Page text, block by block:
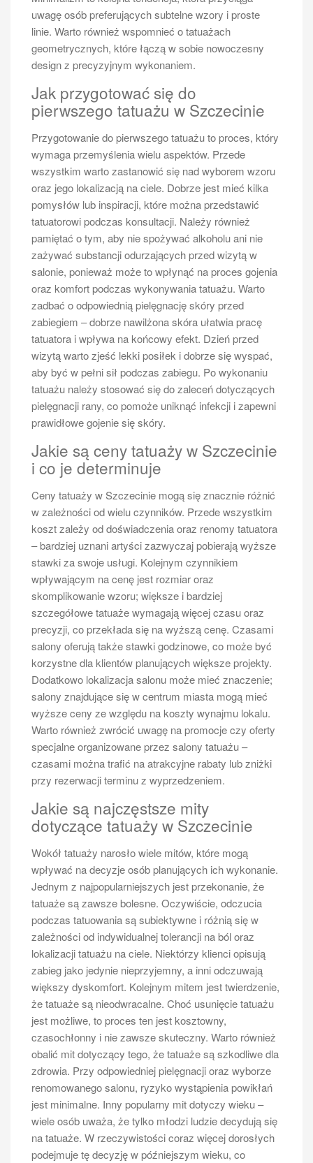
uwagę osób preferujących subtelne wzory i proste
linie. Warto również wspomnieć o tatuażach
geometrycznych, które łączą w sobie nowoczesny
design z precyzyjnym wykonaniem.
Jak przygotować się do
pierwszego tatuażu w Szczecinie
Przygotowanie do pierwszego tatuażu to proces, który
wymaga przemyślenia wielu aspektów. Przede
wszystkim warto zastanowić się nad wyborem wzoru
oraz jego lokalizacją na ciele. Dobrze jest mieć kilka
pomysłów lub inspiracji, które można przedstawić
tatuatorowi podczas konsultacji. Należy również
pamiętać o tym, aby nie spożywać alkoholu ani nie
zażywać substancji odurzających przed wizytą w
salonie, ponieważ może to wpłynąć na proces gojenia
oraz komfort podczas wykonywania tatuażu. Warto
zadbać o odpowiednią pielęgnację skóry przed
zabiegiem – dobrze nawilżona skóra ułatwia pracę
tatuatora i wpływa na końcowy efekt. Dzień przed
wizytą warto zjeść lekki posiłek i dobrze się wyspać,
aby być w pełni sił podczas zabiegu. Po wykonaniu
tatuażu należy stosować się do zaleceń dotyczących
pielęgnacji rany, co pomoże uniknąć infekcji i zapewni
prawidłowe gojenie się skóry.
Jakie są ceny tatuaży w Szczecinie
i co je determinuje
Ceny tatuaży w Szczecinie mogą się znacznie różnić
w zależności od wielu czynników. Przede wszystkim
koszt zależy od doświadczenia oraz renomy tatuatora
– bardziej uznani artyści zazwyczaj pobierają wyższe
stawki za swoje usługi. Kolejnym czynnikiem
wpływającym na cenę jest rozmiar oraz
skomplikowanie wzoru; większe i bardziej
szczegółowe tatuaże wymagają więcej czasu oraz
precyzji, co przekłada się na wyższą cenę. Czasami
salony oferują także stawki godzinowe, co może być
korzystne dla klientów planujących większe projekty.
Dodatkowo lokalizacja salonu może mieć znaczenie;
salony znajdujące się w centrum miasta mogą mieć
wyższe ceny ze względu na koszty wynajmu lokalu.
Warto również zwrócić uwagę na promocje czy oferty
specjalne organizowane przez salony tatuażu –
czasami można trafić na atrakcyjne rabaty lub zniżki
przy rezerwacji terminu z wyprzedzeniem.
Jakie są najczęstsze mity
dotyczące tatuaży w Szczecinie
Wokół tatuaży narosło wiele mitów, które mogą
wpływać na decyzje osób planujących ich wykonanie.
Jednym z najpopularniejszych jest przekonanie, że
tatuaże są zawsze bolesne. Oczywiście, odczucia
podczas tatuowania są subiektywne i różnią się w
zależności od indywidualnej tolerancji na ból oraz
lokalizacji tatuażu na ciele. Niektórzy klienci opisują
zabieg jako jedynie nieprzyjemny, a inni odczuwają
większy dyskomfort. Kolejnym mitem jest twierdzenie,
że tatuaże są nieodwracalne. Choć usunięcie tatuażu
jest możliwe, to proces ten jest kosztowny,
czasochłonny i nie zawsze skuteczny. Warto również
obalić mit dotyczący tego, że tatuaże są szkodliwe dla
zdrowia. Przy odpowiedniej pielęgnacji oraz wyborze
renomowanego salonu, ryzyko wystąpienia powikłań
jest minimalne. Inny popularny mit dotyczy wieku –
wiele osób uważa, że tylko młodzi ludzie decydują się
na tatuaże. W rzeczywistości coraz więcej dorosłych
podejmuje tę decyzję w późniejszym wieku, co